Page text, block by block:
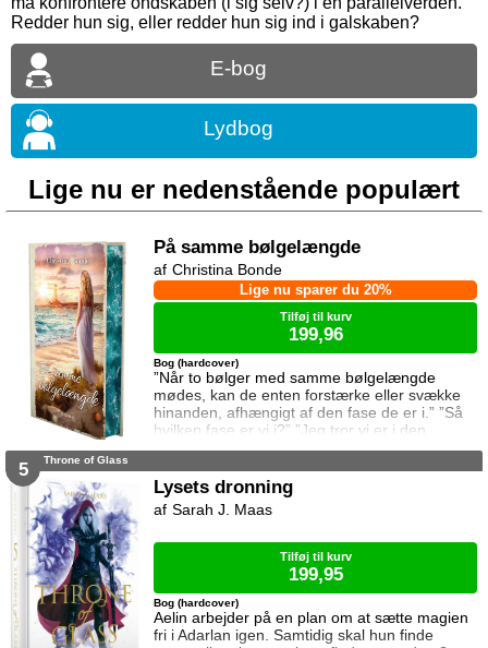
Redder hun sig, eller redder hun sig ind i galskaben?
E-bog
Lydbog
Lige nu er nedenstående populært
På samme bølgelængde
”Når to bølger med samme bølgelængde
mødes, kan de enten forstærke eller svække
hinanden, afhængigt af den fase de er i.” ”Så
hvilken fase er vi i?” ”Jeg tror vi er i den
samme fase.” To ting er vigtige for Elina da
sætte sin afdøde fars hus til salg. Salget skal
gå hurtigt, og hendes ophold skal være kort.
Elina har ikke besøgt byen siden hendes far
Bog (hardcover)
Lige nu sparer du 20%
Christina Bonde
Tilføj til kurv
199,96
5 Throne of Glass
Lysets dronning
Aelin arbejder på en plan om at sætte magien
fri i Adarlan igen. Samtidig skal hun finde
Bog (hardcover)
Sarah J. Maas
Tilføj til kurv
199,95